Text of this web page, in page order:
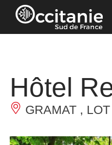
Cookies management panel
Hôtel
GRAMAT ,